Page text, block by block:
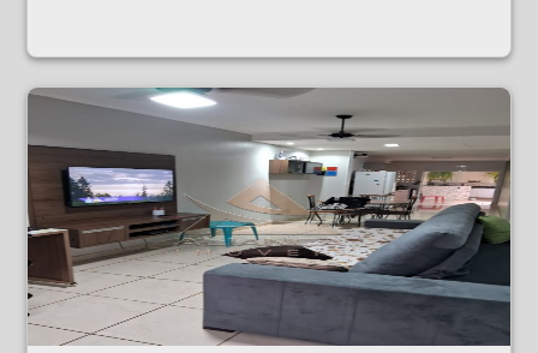
Casa - Jardim Interlagos - Ribeirão Preto